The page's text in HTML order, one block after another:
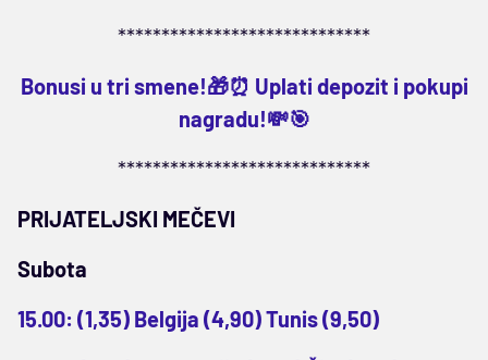
*****************************
Bonusi u tri smene!🎁⏰ Uplati depozit i pokupi
nagradu!💸🎯
*****************************
PRIJATELJSKI MEČEVI
Subota
15.00: (1,35) Belgija (4,90) Tunis (9,50)